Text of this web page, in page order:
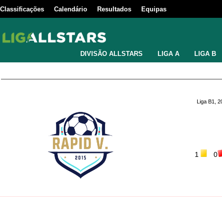
Classificações Calendário Resultados Equipas
DIVISÃO ALLSTARS LIGA A LIGA B
Liga B1,
1 0